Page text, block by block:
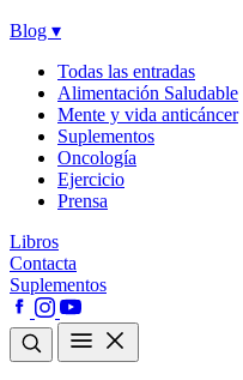
Blog ▾
Todas las entradas
Alimentación Saludable
Mente y vida anticáncer
Suplementos
Oncología
Ejercicio
Prensa
Libros
Contacta
Suplementos